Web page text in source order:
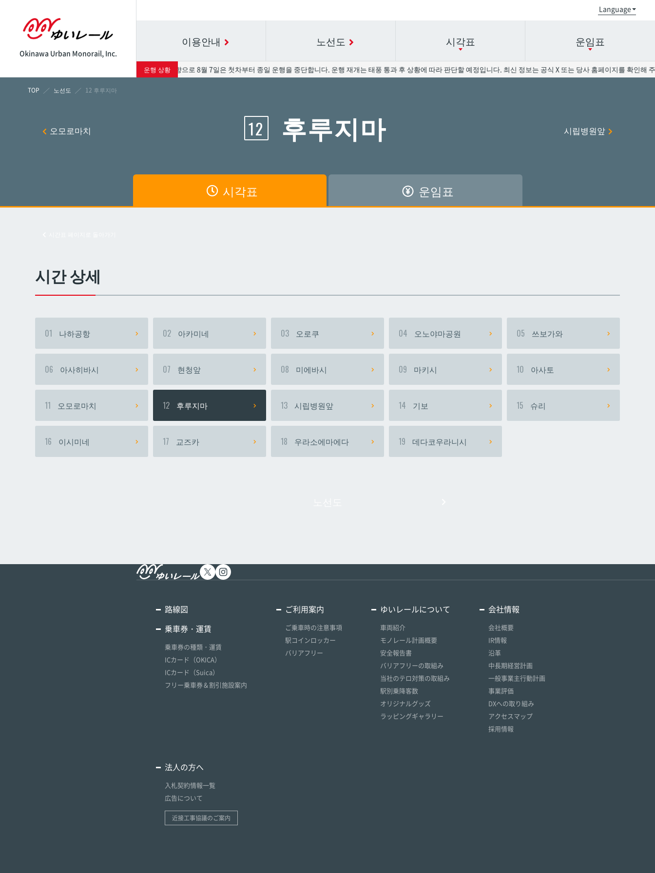
이용안내 노선도 시각표
아카미네
시립병원앞 기보 슈리 이시미네
운임표
아카미네
시립병원앞 기보 슈리 이시미네
Okinawa Urban Monorail, Inc.
운행 상황
태풍 13호의 영향으로 8월 7일은 첫차부터 종일 운행을 중단합니다. 운행 재개는 태풍 통과 후 상황에 따라 판단할 예정입니다. 최신 정보는 공식 X 또는 당사 홈페이지를 확인해 주십
노선도 12 후루지마
12 후루지마
시각표 운임표
오모로마치 시립병원앞
시간 상세
01 나하공항 02 아카미네 03 오로쿠 04 오노야마공원 05 쓰보가와
06 아사히바시 07 현청앞 08 미에바시 09 마키시 10 아사토
11 오모로마치 12 후루지마 13 시립병원앞 14 기보 15 슈리
16 이시미네 17 교즈카 18 우라소에마에다 19 데다코우라니시
路線図
乗車券・運賃
乗車券の種類・運賃
ICカード（OKICA）
ICカード（Suica）
フリー乗車券＆割引施設案内
ご利用案内
ご乗車時の注意事項
駅コインロッカー
バリアフリー
ゆいレールについて
車両紹介
モノレール計画概要
安全報告書
バリアフリーの取組み
当社のテロ対策の取組み
駅別乗降客数
オリジナルグッズ
ラッピングギャラリー
会社情報
会社概要
IR情報
沿革
中長期経営計画
一般事業主行動計画
事業評価
DXへの取り組み
アクセスマップ
採用情報
法人の方へ
入札契約情報一覧
広告について
近接工事協議のご案内